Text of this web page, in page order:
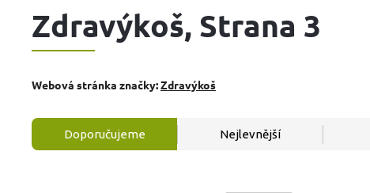
Zdravýkoš, Strana 3
Webová stránka značky:Zdravýkoš
Doporučujeme Nejlevnější